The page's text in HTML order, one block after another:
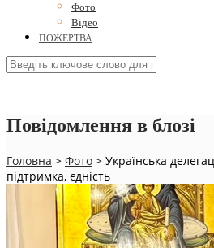
Фото
Відео
ПОЖЕРТВА
Повідомлення в блозі
Головна > Фото > Українська
підтримка, єдність